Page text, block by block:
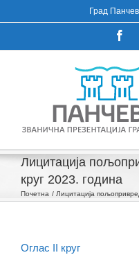
to
Град
Лицитација
круг 2023. година
Почетна Лицитација
Оглас II круг